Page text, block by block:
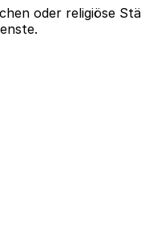
oder religiöse